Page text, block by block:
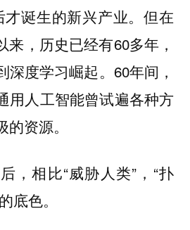
诞生的新兴产业。但在
来，历史已经有60多年，
深度学习崛起。60年间，
用人工智能曾试遍各种方
资源。
，相比“威胁人类”，“扑
底色。